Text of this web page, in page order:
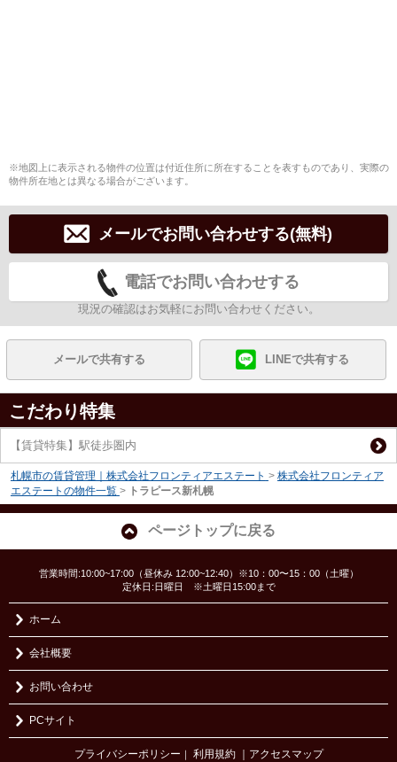
※地図上に表示される物件の位置は付近住所に所在することを表すものであり、実際の
物件所在地とは異なる場合がございます。
メールでお問い合わせする(無料)
電話でお問い合わせする
現況の確認はお気軽にお問い合わせください。
メールで共有する LINEで共有する
こだわり特集
【賃貸特集】駅徒歩圏内
札幌市の賃貸管理｜株式会社フロンティアエステート > 株式会社フロンティア
エステートの物件一覧 > トラピース新札幌
ページトップに戻る
営業時間:10:00~17:00（昼休み 12:00~12:40）※10：00〜15：00（土曜）
定休日:日曜日 ※土曜日15:00まで
ホーム
会社概要
お問い合わせ
PCサイト
プライバシーポリシー 利用規約 ｜アクセスマップ